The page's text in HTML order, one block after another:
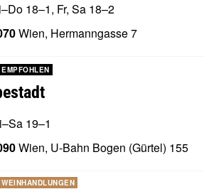
18–1, Fr, Sa 18–2
Wien, Hermanngasse 7
EMPFOHLEN
19–1
Wien, U-Bahn Bogen (Gürtel) 155
WEINHANDLUNGEN